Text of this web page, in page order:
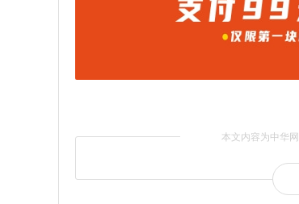
本文内容为中华网